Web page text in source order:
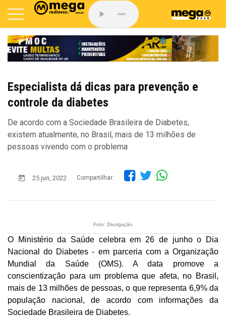
Especialista dá dicas para prevenção e
controle da diabetes
De acordo com a Sociedade Brasileira de Diabetes,
existem atualmente, no Brasil, mais de 13 milhões de
pessoas vivendo com o problema
25 jun, 2022 Compartilhar:
Foto: Divulgação
O Ministério da Saúde celebra em 26 de junho o Dia
Nacional do Diabetes - em parceria com a Organização
Mundial da Saúde (OMS). A data promove a
conscientização para um problema que afeta, no Brasil,
mais de 13 milhões de pessoas, o que representa 6,9% da
população nacional, de acordo com informações da
Sociedade Brasileira de Diabetes.